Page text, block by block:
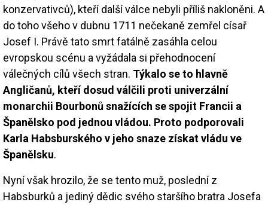
konzervativců), kteří další válce nebyli příliš nakloněni. A
do toho všeho v dubnu 1711 nečekaně zemřel císař
Josef I. Právě tato smrt fatálně zasáhla celou
evropskou scénu a vyžádala si přehodnocení
válečných cílů všech stran. Týkalo se to hlavně
Angličanů, kteří dosud válčili proti univerzální
monarchii Bourbonů snažících se spojit Francii a
Španělsko pod jednou vládou. Proto podporovali
Karla Habsburského v jeho snaze získat vládu ve
Španělsku.
Nyní však hrozilo, že se tento muž, poslední z
Habsburků a jediný dědic svého staršího bratra Josefa